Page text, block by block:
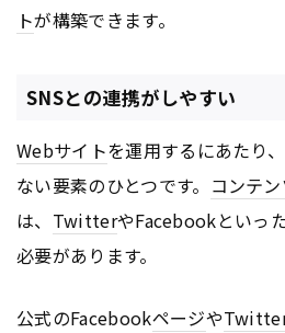
トが構築できます。
SNSとの連携がしやすい
Webサイトを運用するにあたり
ない要素のひとつです。 コンテ
は、 TwitterやFacebookといっ
必要があります。
公式のFacebookページや